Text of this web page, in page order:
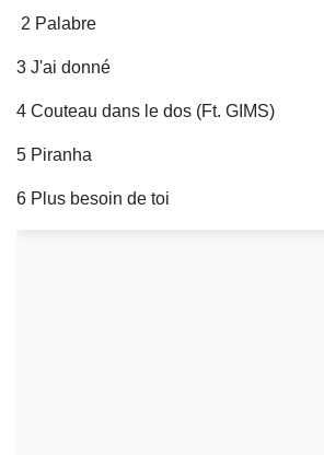
2 Palabre
3 J'ai donné
4 Couteau dans le dos (Ft. GIMS)
5 Piranha
6 Plus besoin de toi